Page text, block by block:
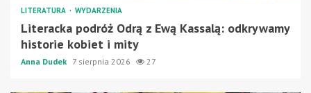
LITERATURA WYDARZENIA
Literacka podróż Odrą z Ewą Kassalą: odkrywamy
historie kobiet i mity
Anna Dudek 7 sierpnia 2026 27